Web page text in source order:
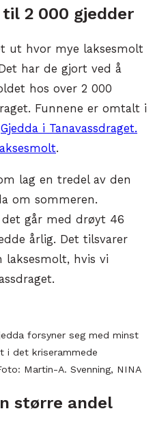
2 000 gjedder
ut hvor mye laksesmolt
har de gjort ved å
hos over 2 000
Funnene er omtalt i
Gjedda i Tanavassdraget.
.
lag en tredel av den
om sommeren.
det går med drøyt 46
årlig. Det tilsvarer
hvis vi
forsyner seg med minst
i det kriserammede
Martin-A. Svenning, NINA
større andel